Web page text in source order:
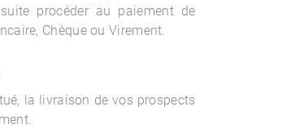
procéder au paiement de
Chèque ou Virement.
la livraison de vos prospects